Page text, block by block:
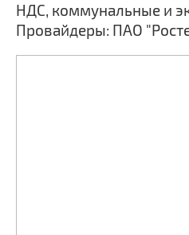
НДС, коммунальные и
Провайдеры: ПАО